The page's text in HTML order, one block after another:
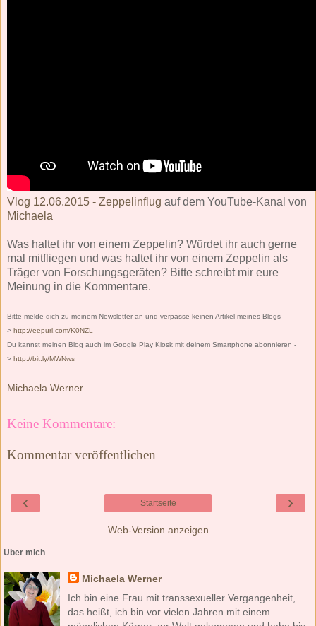
Vlog 12.06.2015 - Zeppelinflug auf dem YouTube-Kanal von
Michaela
Was haltet ihr von einem Zeppelin? Würdet ihr auch gerne
mal mitfliegen und was haltet ihr von einem Zeppelin als
Träger von Forschungsgeräten? Bitte schreibt mir eure
Meinung in die Kommentare.
Bitte melde dich zu meinem Newsletter an und verpasse keinen Artikel meines Blogs -
> http://eepurl.com/K0NZL
Du kannst meinen Blog auch im Google Play Kiosk mit deinem Smartphone abonnieren -
> http://bit.ly/MWNws
Michaela Werner
Keine Kommentare:
Kommentar veröffentlichen
‹ ›
Startseite
Web-Version anzeigen
Über mich
Michaela Werner
Ich bin eine Frau mit transsexueller Vergangenheit,
das heißt, ich bin vor vielen Jahren mit einem